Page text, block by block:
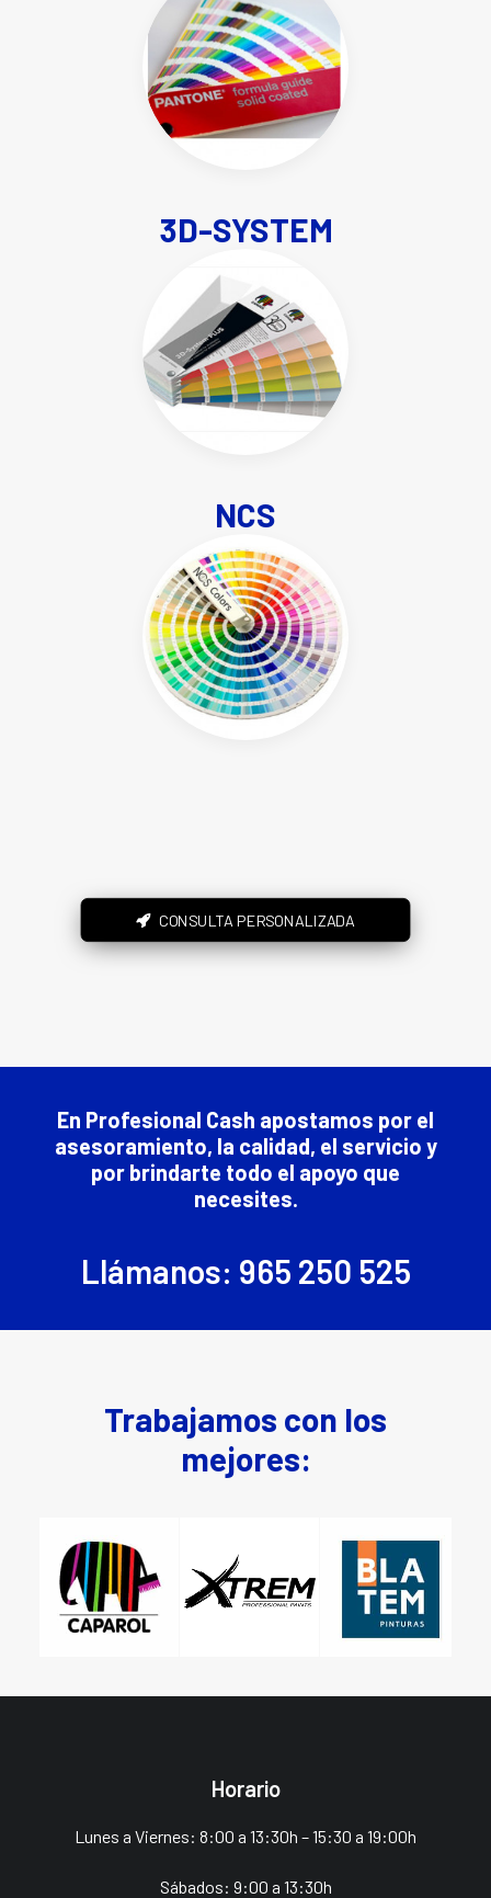
3D-SYSTEM
NCS
CONSULTA PERSONALIZADA
En Profesional Cash apostamos por el
asesoramiento, la calidad, el servicio y
por brindarte todo el apoyo que
necesites.
Llámanos: 965 250 525
Trabajamos con los
mejores:
Horario
Lunes a Viernes: 8:00 a 13:30h – 15:30 a 19:00h
Sábados: 9:00 a 13:30h